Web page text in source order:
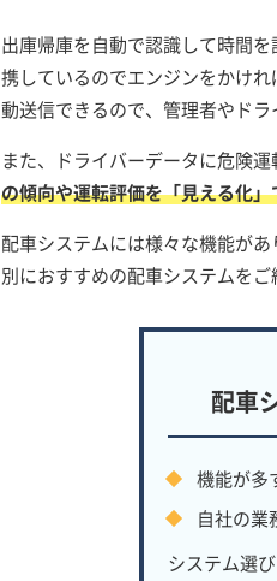
出庫帰庫を自動で認識して時間
携しているのでエンジンをかけ
動送信できるので、管理者やド
また、ドライバーデータに危険
の傾向や運転評価を「見える化
配車システムには様々な機能が
別におすすめの配車システムを
配車
機能が多
自社の
システム選